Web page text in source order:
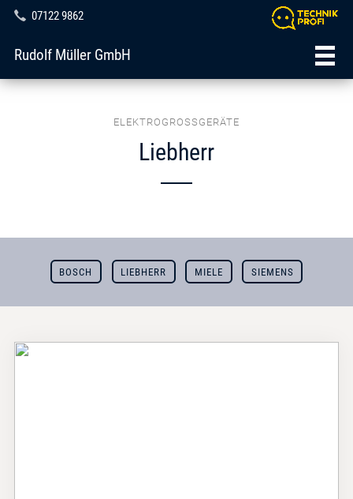
07122 9862
Rudolf Müller GmbH
ELEKTROGROSSGERÄTE
Liebherr
BOSCH LIEBHERR MIELE SIEMENS